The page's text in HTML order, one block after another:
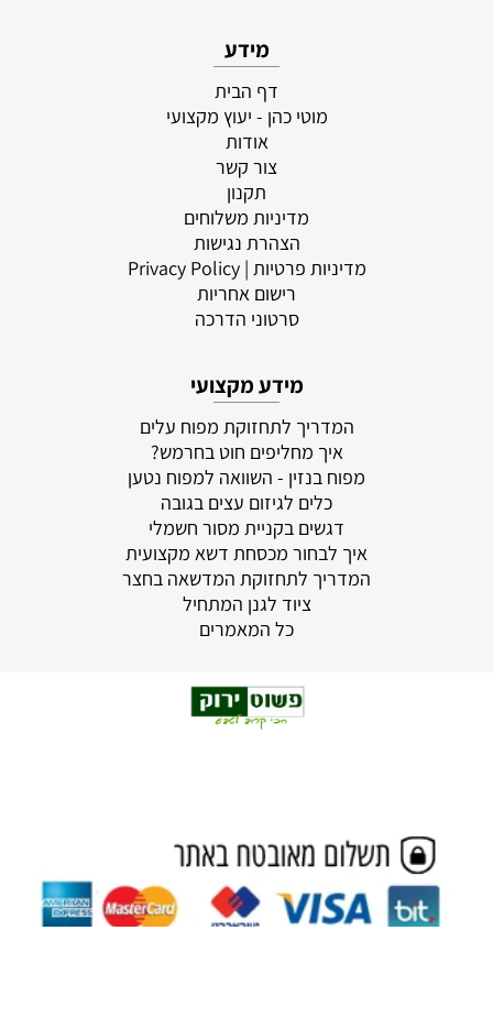
מידע
דף הבית
מוטי כהן - יעוץ מקצועי
אודות
צור קשר
תקנון
מדיניות משלוחים
הצהרת נגישות
מדיניות פרטיות | Privacy Policy
רישום אחריות
סרטוני הדרכה
מידע מקצועי
המדריך לתחזוקת מפוח עלים
איך מחליפים חוט בחרמש?
מפוח בנזין - השוואה למפוח נטען
כלים לגיזום עצים בגובה
דגשים בקניית מסור חשמלי
איך לבחור מכסחת דשא מקצועית
המדריך לתחזוקת המדשאה בחצר
ציוד לגנן המתחיל
כל המאמרים